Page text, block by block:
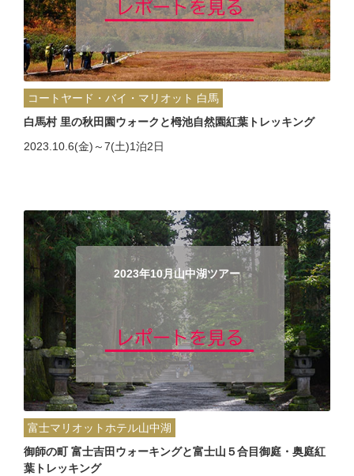
コートヤード・バイ・マリオット 白馬
白馬村 里の秋田園ウォークと栂池自然園紅葉トレッキング
2023.10.6(金)～7(土)1泊2日
2023年10月山中湖ツアー
富士マリオットホテル山中湖
御師の町 富士吉田ウォーキングと富士山５合目御庭・奥庭紅
葉トレッキング